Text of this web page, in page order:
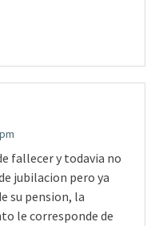
fallecer y todavia no
jubilacion pero ya
su pension, la
le corresponde de